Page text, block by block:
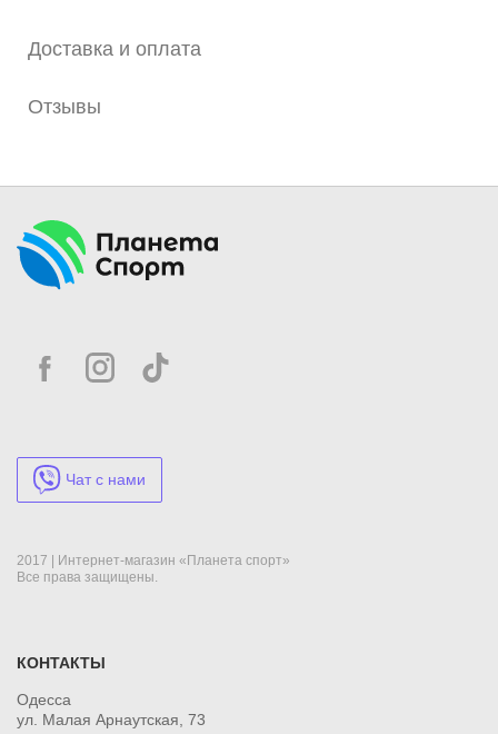
Доставка и оплата
Отзывы
Чат с нами
2017 | Интернет-магазин «Планета спорт»
Все права защищены.
КОНТАКТЫ
Одесса
ул. Малая Арнаутская, 73